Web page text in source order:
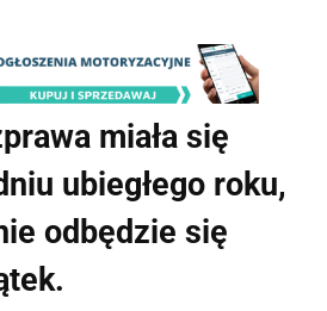
miała się
ubiegłego roku,
odbędzie się